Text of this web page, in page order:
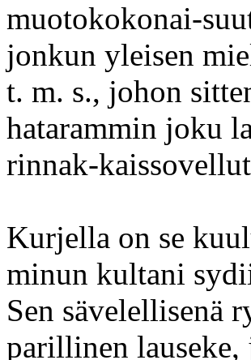
muotokokonai-
jonkun yleisen
t. m. s., johon
hatarammin joku
rinnak-
Kurjella on se
minun kultani
Sen sävelellisenä
parillinen lauseke,